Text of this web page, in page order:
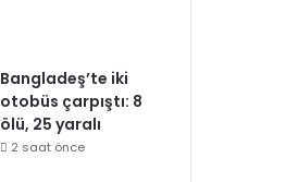
Bangladeş’te iki
otobüs çarpıştı: 8
ölü, 25 yaralı
2 saat önce